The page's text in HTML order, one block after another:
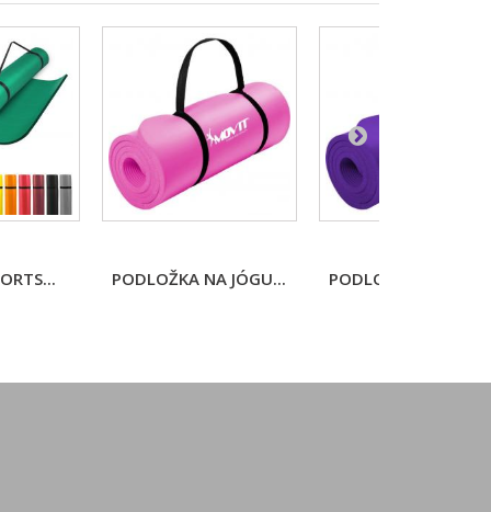
PODLOŽKA NA JÓGU... PODLOŽKA NA